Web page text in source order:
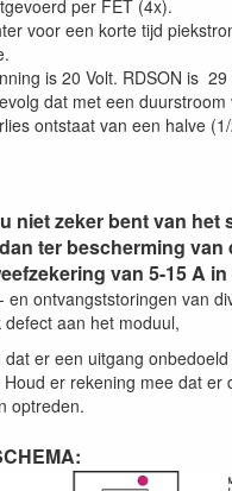
per FET (4x).
voor een korte tijd
is 20 Volt. RDSON is 29
dat met een
ontstaat van een halve
niet zeker bent van het
ter bescherming van
van 5-15 A
en ontvangststoringen van
defect aan het moduul,
er een uitgang onbedoeld
er rekening mee dat er
optreden.